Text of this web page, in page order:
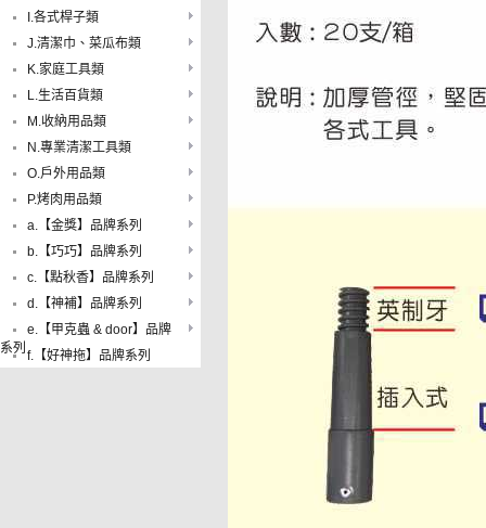
I.各式桿子類
J.清潔巾、菜瓜布類
K.家庭工具類
L.生活百貨類
M.收納用品類
N.專業清潔工具類
O.戶外用品類
P.烤肉用品類
a.【金獎】品牌系列
b.【巧巧】品牌系列
c.【點秋香】品牌系列
d.【神補】品牌系列
e.【甲克蟲 & door】品牌
系列 f.【好神拖】品牌系列